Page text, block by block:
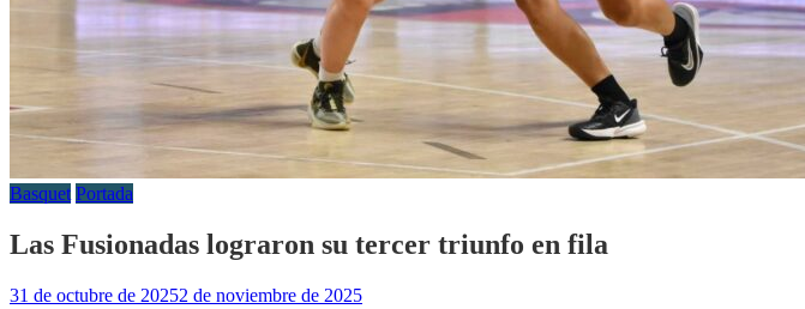
Basquet Portada
Las Fusionadas lograron su tercer triunfo en fila
31 de octubre de 20252 de noviembre de 2025